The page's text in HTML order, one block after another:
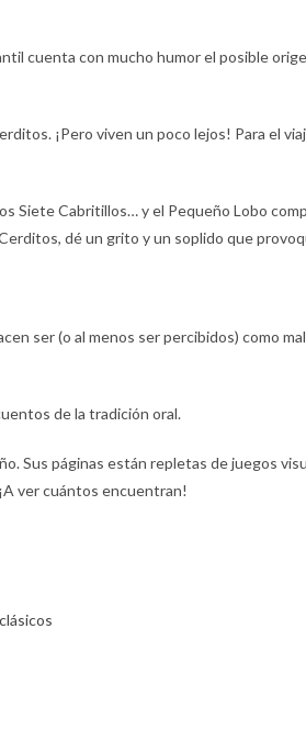
cuenta con mucho humor el posible
¡Pero viven un poco lejos! Para el
Siete Cabritillos… y el Pequeño Lobo
dé un grito y un soplido que
ser (o al menos ser percibidos) como
de la tradición oral.
Sus páginas están repletas de juegos
ver cuántos encuentran!